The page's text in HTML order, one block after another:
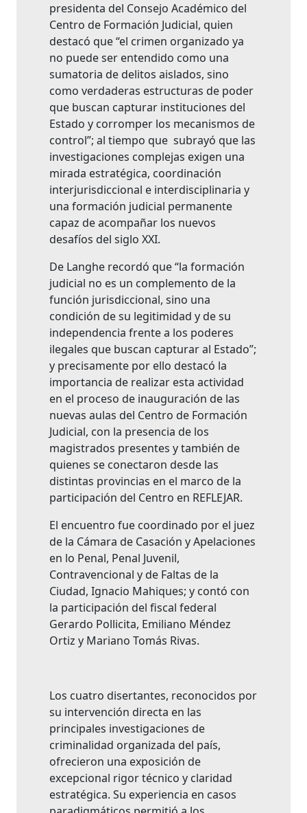
presidenta del Consejo Académico del
Centro de Formación Judicial, quien
destacó que “el crimen organizado ya
no puede ser entendido como una
sumatoria de delitos aislados, sino
como verdaderas estructuras de poder
que buscan capturar instituciones del
Estado y corromper los mecanismos de
control”; al tiempo que subrayó que las
investigaciones complejas exigen una
mirada estratégica, coordinación
interjurisdiccional e interdisciplinaria y
una formación judicial permanente
capaz de acompañar los nuevos
desafíos del siglo XXI.
De Langhe recordó que “la formación
judicial no es un complemento de la
función jurisdiccional, sino una
condición de su legitimidad y de su
independencia frente a los poderes
ilegales que buscan capturar al Estado”;
y precisamente por ello destacó la
importancia de realizar esta actividad
en el proceso de inauguración de las
nuevas aulas del Centro de Formación
Judicial, con la presencia de los
magistrados presentes y también de
quienes se conectaron desde las
distintas provincias en el marco de la
participación del Centro en REFLEJAR.
El encuentro fue coordinado por el juez
de la Cámara de Casación y Apelaciones
en lo Penal, Penal Juvenil,
Contravencional y de Faltas de la
Ciudad, Ignacio Mahiques; y contó con
la participación del fiscal federal
Gerardo Pollicita, Emiliano Méndez
Ortiz y Mariano Tomás Rivas.
Los cuatro disertantes, reconocidos por
su intervención directa en las
principales investigaciones de
criminalidad organizada del país,
ofrecieron una exposición de
excepcional rigor técnico y claridad
estratégica. Su experiencia en casos